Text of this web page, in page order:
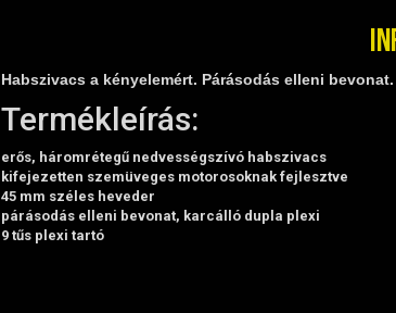
Habszivacs a kényelemért. Párásodás elleni bevonat.
Termékleírás:
erős, háromrétegű nedvességszívó habszivacs
kifejezetten szemüveges motorosoknak fejlesztve
45 mm széles heveder
párásodás elleni bevonat, karcálló dupla plexi
9 tűs plexi tartó